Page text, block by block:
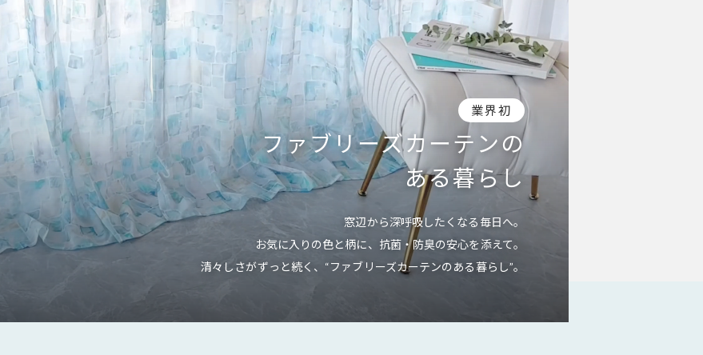
業界初
ファブリーズカーテンの
ある暮らし
窓辺から深呼吸したくなる毎日へ。
お気に入りの色と柄に、抗菌・防臭の安心を添えて。
清々しさがずっと続く、“ファブリーズカーテンのある暮らし”。